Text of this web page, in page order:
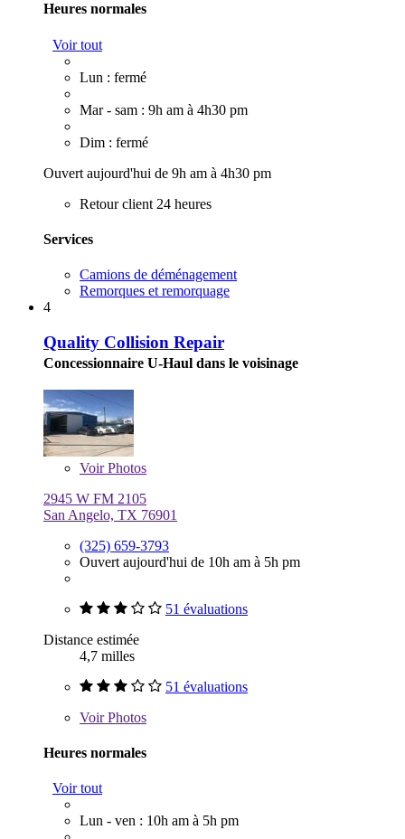
Heures normales
Voir tout
Lun : fermé
Mar - sam : 9h am à 4h30 pm
Dim : fermé
Ouvert aujourd'hui de 9h am à 4h30 pm
Retour client 24 heures
Services
Camions de déménagement
Remorques et remorquage
4
Quality Collision Repair
Concessionnaire U-Haul dans le voisinage
VoirPhotos
2945 W FM 2105
San Angelo, TX 76901
(325) 659-3793
Ouvert aujourd'hui de 10h am à 5h pm
51 évaluations
Distance estimée
4,7 milles
51 évaluations
VoirPhotos
Heures normales
Voir tout
Lun - ven : 10h am à 5h pm